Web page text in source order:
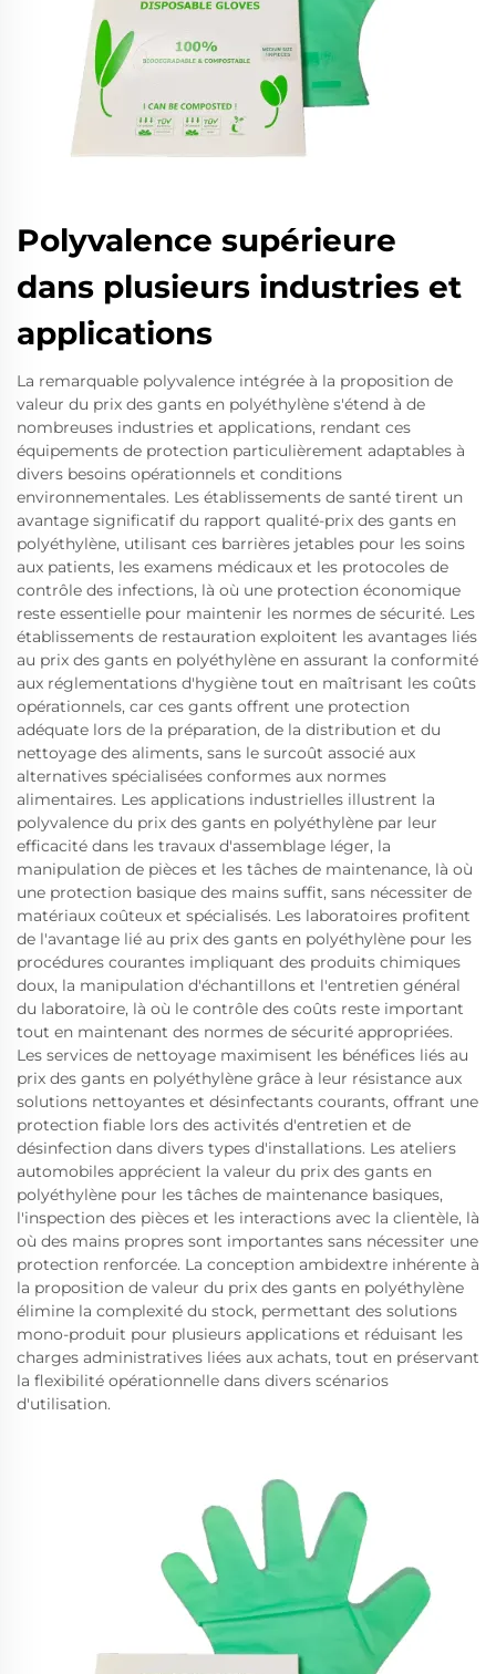
Polyvalence supérieure
dans plusieurs industries et
applications
La remarquable polyvalence intégrée à la proposition de
valeur du prix des gants en polyéthylène s'étend à de
nombreuses industries et applications, rendant ces
équipements de protection particulièrement adaptables à
divers besoins opérationnels et conditions
environnementales. Les établissements de santé tirent un
avantage significatif du rapport qualité-prix des gants en
polyéthylène, utilisant ces barrières jetables pour les soins
aux patients, les examens médicaux et les protocoles de
contrôle des infections, là où une protection économique
reste essentielle pour maintenir les normes de sécurité. Les
établissements de restauration exploitent les avantages liés
au prix des gants en polyéthylène en assurant la conformité
aux réglementations d'hygiène tout en maîtrisant les coûts
opérationnels, car ces gants offrent une protection
adéquate lors de la préparation, de la distribution et du
nettoyage des aliments, sans le surcoût associé aux
alternatives spécialisées conformes aux normes
alimentaires. Les applications industrielles illustrent la
polyvalence du prix des gants en polyéthylène par leur
efficacité dans les travaux d'assemblage léger, la
manipulation de pièces et les tâches de maintenance, là où
une protection basique des mains suffit, sans nécessiter de
matériaux coûteux et spécialisés. Les laboratoires profitent
de l'avantage lié au prix des gants en polyéthylène pour les
procédures courantes impliquant des produits chimiques
doux, la manipulation d'échantillons et l'entretien général
du laboratoire, là où le contrôle des coûts reste important
tout en maintenant des normes de sécurité appropriées.
Les services de nettoyage maximisent les bénéfices liés au
prix des gants en polyéthylène grâce à leur résistance aux
solutions nettoyantes et désinfectants courants, offrant une
protection fiable lors des activités d'entretien et de
désinfection dans divers types d'installations. Les ateliers
automobiles apprécient la valeur du prix des gants en
polyéthylène pour les tâches de maintenance basiques,
l'inspection des pièces et les interactions avec la clientèle, là
où des mains propres sont importantes sans nécessiter une
protection renforcée. La conception ambidextre inhérente à
la proposition de valeur du prix des gants en polyéthylène
élimine la complexité du stock, permettant des solutions
mono-produit pour plusieurs applications et réduisant les
charges administratives liées aux achats, tout en préservant
la flexibilité opérationnelle dans divers scénarios
d'utilisation.